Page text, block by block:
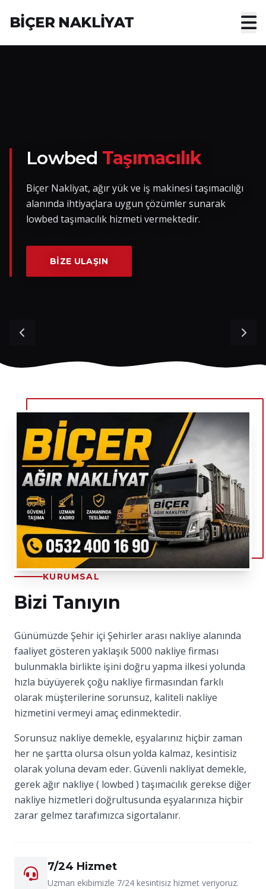
BİÇER NAKLİYAT
Nakliye Yük İlanları
İletişim
Lowbed Taşımacılık
Biçer Nakliyat, ağır yük ve iş makinesi taşımacılığı
alanında ihtiyaçlara uygun çözümler sunarak
lowbed taşımacılık hizmeti vermektedir.
BIZE ULAŞIN
KURUMSAL
Bizi Tanıyın
Günümüzde Şehir içi Şehirler arası nakliye alanında
faaliyet gösteren yaklaşık 5000 nakliye firması
bulunmakla birlikte işini doğru yapma ilkesi yolunda
hızla büyüyerek çoğu nakliye firmasından farklı
olarak müşterilerine sorunsuz, kaliteli nakliye
hizmetini vermeyi amaç edinmektedir.
Sorunsuz nakliye demekle, eşyalarınız hiçbir zaman
her ne şartta olursa olsun yolda kalmaz, kesintisiz
olarak yoluna devam eder. Güvenli nakliyat demekle,
gerek ağır nakliye ( lowbed ) taşımacılık gerekse diğer
nakliye hizmetleri doğrultusunda eşyalarınıza hiçbir
zarar gelmez tarafımızca sigortalanır.
7/24 Hizmet
Uzman ekibimizle 7/24 kesintisiz hizmet veriyoruz.